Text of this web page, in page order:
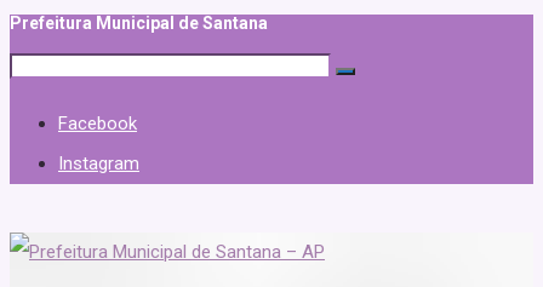
Prefeitura Municipal de Santana
Facebook
Instagram